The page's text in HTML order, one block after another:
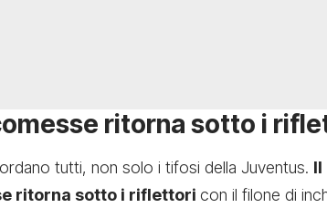
ritorna sotto i
tutti, non solo i tifosi della Juventus. Il
ritorna sotto i riflettori con il filone di